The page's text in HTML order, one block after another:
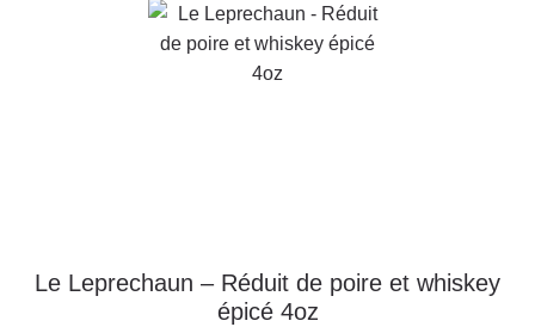
Le Leprechaun – Réduit de poire et whiskey
épicé 4oz